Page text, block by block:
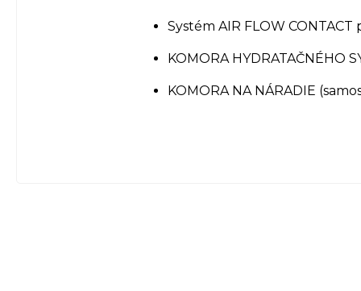
Systém AIR FLOW
KOMORA HYDRATAČNÉHO
KOMORA NA NÁRADIE